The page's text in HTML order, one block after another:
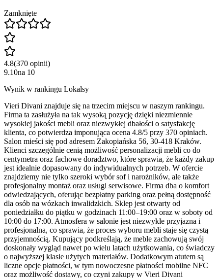
Zamknięte
4.8(370 opinii)
9.10na 10
Wynik w rankingu Lokalsy
Vieri Divani znajduje się na trzecim miejscu w naszym rankingu.
Firma ta zasłużyła na tak wysoką pozycję dzięki niezmiennie
wysokiej jakości mebli oraz niezwykłej dbałości o satysfakcję
klienta, co potwierdza imponująca ocena 4.8/5 przy 370 opiniach.
Salon mieści się pod adresem Zakopiańska 56, 30-418 Kraków.
Klienci szczególnie cenią możliwość personalizacji mebli co do
centymetra oraz fachowe doradztwo, które sprawia, że każdy zakup
jest idealnie dopasowany do indywidualnych potrzeb. W ofercie
znajdziemy nie tylko szeroki wybór sof i narożników, ale także
profesjonalny montaż oraz usługi serwisowe. Firma dba o komfort
odwiedzających, oferując bezpłatny parking oraz pełną dostępność
dla osób na wózkach inwalidzkich. Sklep jest otwarty od
poniedziałku do piątku w godzinach 11:00–19:00 oraz w soboty od
10:00 do 17:00. Atmosfera w salonie jest niezwykle przyjazna i
profesjonalna, co sprawia, że proces wyboru mebli staje się czystą
przyjemnością. Kupujący podkreślają, że meble zachowują swój
doskonały wygląd nawet po wielu latach użytkowania, co świadczy
o najwyższej klasie użytych materiałów. Dodatkowym atutem są
liczne opcje płatności, w tym nowoczesne płatności mobilne NFC
oraz możliwość dostawy, co czyni zakupy w Vieri Divani